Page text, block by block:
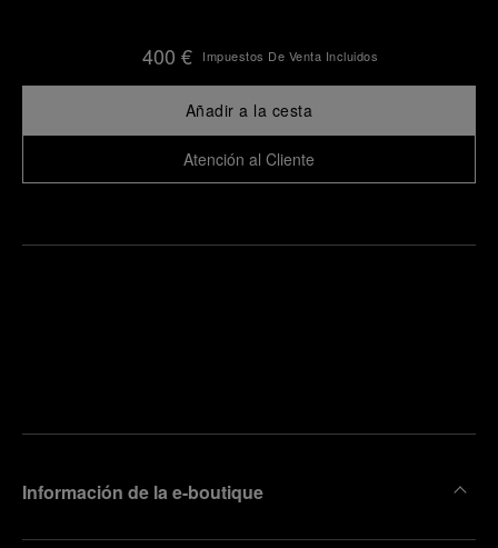
400 € Impuestos De Venta Incluidos
Añadir a la cesta
Atención al Cliente
Información de la e-boutique